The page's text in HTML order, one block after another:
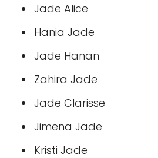
Jade Alice
Hania Jade
Jade Hanan
Zahira Jade
Jade Clarisse
Jimena Jade
Kristi Jade